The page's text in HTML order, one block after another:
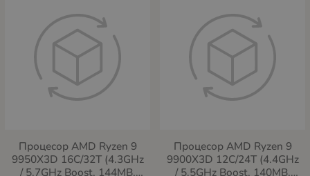
Процесор AMD Ryzen 9
9950X3D 16C/32T (4.3GHz
/ 5.7GHz Boost, 144MB,
Процесор AMD Ryzen 9
9900X3D 12C/24T (4.4GHz
/ 5.5GHz Boost, 140MB,